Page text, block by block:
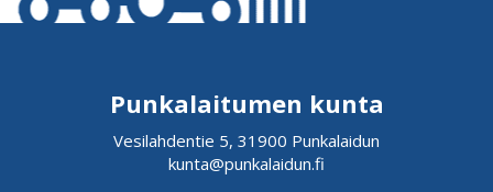
Punkalaitumen kunta
Vesilahdentie 5, 31900 Punkalaidun
kunta@punkalaidun.fi